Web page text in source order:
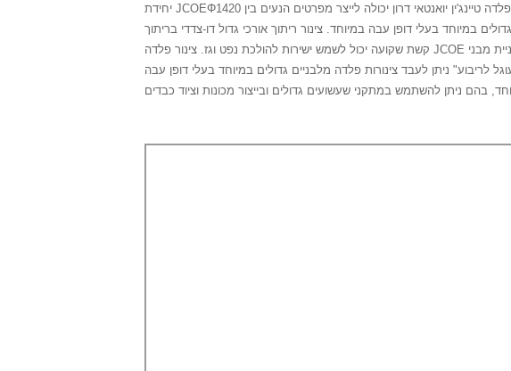
יחידת JCOEΦ1420 של קבוצת ייצור צינורות הפלדה טיינג'ין יואנטאי דרון יכולה לייצר מפרטים הנעים בין Φ355.6 מ"מ ל-Φ1420 מ"מ ועובי דופן של עד 50 מ"מ, מה שימלא את הפער בשוק
במיוחד בעלי דופן עבה במיוחד. צינור ריתוך אורכי גדול דו-צדדי בריתוך
קשת שקועה יכול לשמש ישירות להולכת נפט וגז. צינור פלדה JCOE נמצא בשימוש נרחב בפרויקט הלאומי "הולכת גז מערב-מזרח", בעוד שכצינור פלדה מבני ניתן ליישם אותו בבניית מבני
לריבוע" ניתן לעבד צינורות פלדה מלבניים גדולים במיוחד בעלי דופן עבה